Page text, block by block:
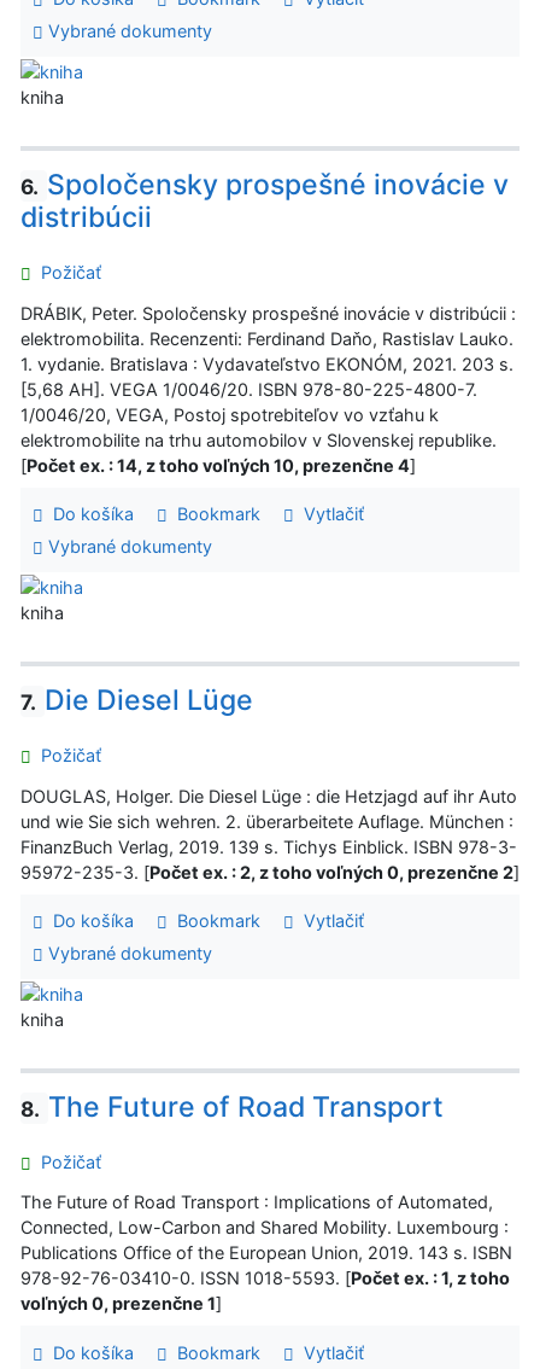
Vybrané dokumenty
kniha
6. Spoločensky prospešné inovácie v
distribúcii
Požičať
DRÁBIK, Peter. Spoločensky prospešné inovácie v distribúcii :
elektromobilita. Recenzenti: Ferdinand Daňo, Rastislav Lauko.
1. vydanie. Bratislava : Vydavateľstvo EKONÓM, 2021. 203 s.
[5,68 AH]. VEGA 1/0046/20. ISBN 978-80-225-4800-7.
1/0046/20, VEGA, Postoj spotrebiteľov vo vzťahu k
elektromobilite na trhu automobilov v Slovenskej republike.
[Počet ex. : 14, z toho voľných 10, prezenčne 4]
Do košíka Bookmark
Vytlačiť
Vybrané dokumenty
kniha
7. Die Diesel Lüge
Požičať
DOUGLAS, Holger. Die Diesel Lüge : die Hetzjagd auf ihr Auto
und wie Sie sich wehren. 2. überarbeitete Auflage. München :
FinanzBuch Verlag, 2019. 139 s. Tichys Einblick. ISBN 978-3-
95972-235-3. [Počet ex. : 2, z toho voľných 0, prezenčne 2]
Do košíka Bookmark
Vytlačiť
Vybrané dokumenty
kniha
8. The Future of Road Transport
Požičať
The Future of Road Transport : Implications of Automated,
Connected, Low-Carbon and Shared Mobility. Luxembourg :
Publications Office of the European Union, 2019. 143 s. ISBN
978-92-76-03410-0. ISSN 1018-5593. [Počet ex. : 1, z toho
voľných 0, prezenčne 1]
Do košíka Bookmark
Vytlačiť